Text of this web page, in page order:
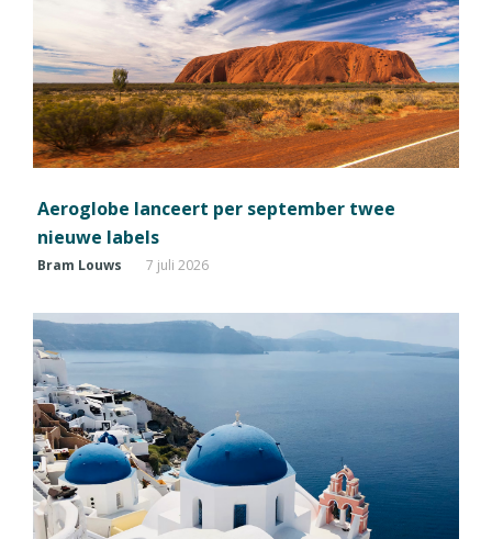
Aeroglobe lanceert per september twee
nieuwe labels
Bram Louws 7 juli 2026